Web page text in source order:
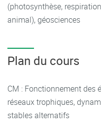
(photosynthèse,
animal), géosciences
Plan du cours
CM : Fonctionnement des
réseaux trophiques,
stables alternatifs